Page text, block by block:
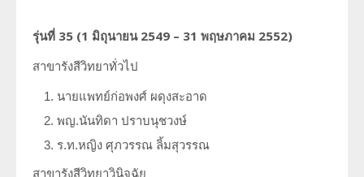
รุ่นที่ 35 (1 มิถุนายน 2549 – 31 พฤษภาคม 2552)
สาขารังสีวิทยาทั่วไป
นายแพทย์ก่อพงศ์ ผดุงสะอาด
พญ.นันทิดา ปราบนุชวงษ์
ร.ท.หญิง ศุภวรรณ ลิ้มสุวรรณ
สาขารังสีวิทยาวินิจฉัย